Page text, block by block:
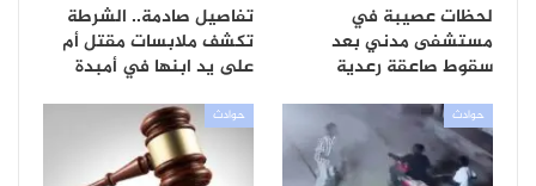
لحظات عصيبة في
مستشفى مدني بعد
سقوط صاعقة رعدية
تفاصيل صادمة.. الشرطة
تكشف ملابسات مقتل أم
على يد ابنها في أمبدة
حوادث حوادث